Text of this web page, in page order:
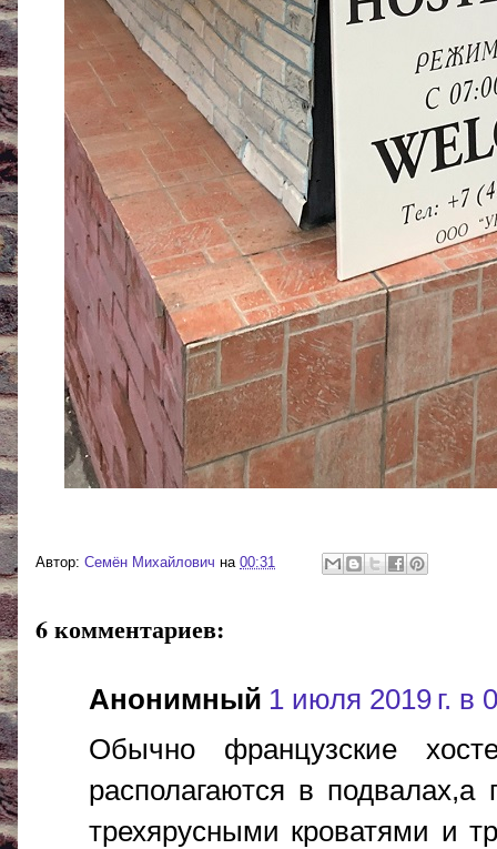
Автор: Cемён Михайлович на 00:31
6 комментариев:
Анонимный 1 июля 2019 г. в
Обычно французские
располагаются в
трехярусными кроватями и